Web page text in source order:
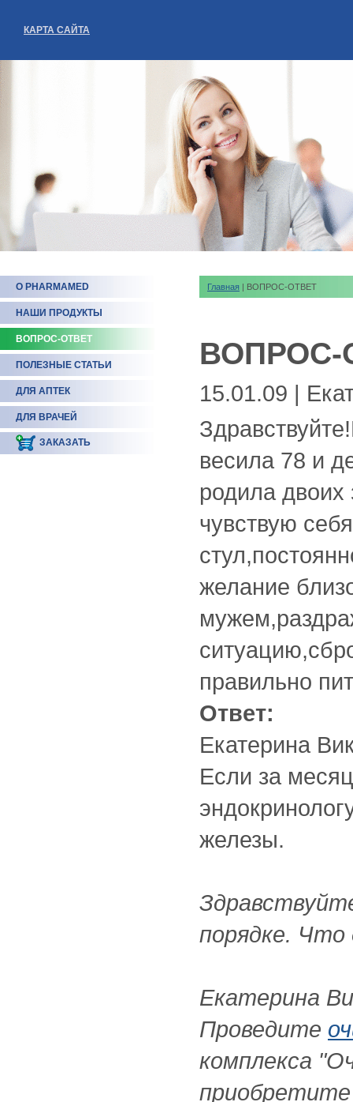
КАРТА САЙТА
О PHARMAMED
НАШИ ПРОДУКТЫ
ВОПРОС-ОТВЕТ
ПОЛЕЗНЫЕ СТАТЬИ
ДЛЯ АПТЕК
ДЛЯ ВРАЧЕЙ
ЗАКАЗАТЬ
Главная | ВОПРОС-ОТВЕТ
ВОПРОС-
15.01.09 |
весила 78 и
родила
чувствую
желание
правильно
Ответ:
Екатерина
Если за
железы.
порядке. Что
Екатерина
Проведите
комплекса